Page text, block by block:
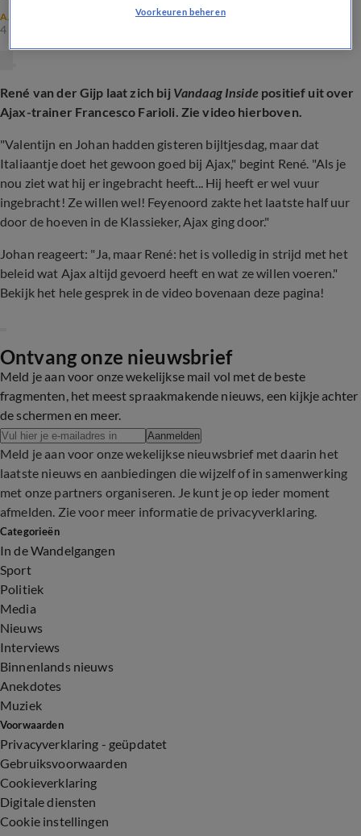
AJAX
4 feb 2025, 23:11
René van der Gijp laat zich bij Vandaag Inside positief uit over
Ajax-trainer Francesco Farioli. Zie video hierboven.
"Valentijn en Johan hadden gisteren bijltjesdag, maar dat
Italiaantje doet het gewoon goed bij Ajax," begint René. "Als je
nou ziet wat hij er ingebracht heeft... Hij heeft er wel vuur
ingebracht! Ze willen wel! Feyenoord zakte het laatste half uur
door de hoeven in de Klassieker, Ajax ging door."
Johan reageert: "Ja, maar René: het is volledig in strijd met het
beleid wat Ajax altijd gevoerd heeft en wat ze willen voeren."
Bekijk het hele gesprek in de video bovenaan deze pagina!
Ontvang onze nieuwsbrief
Meld je aan voor onze wekelijkse mail vol met de beste
fragmenten, het meest spraakmakende nieuws, een kijkje achter
de schermen en meer.
Aanmelden
Meld je aan voor onze wekelijkse nieuwsbrief met daarin het
laatste nieuws en aanbiedingen die wijzelf of in samenwerking
met onze partners organiseren. Je kunt je op ieder moment
afmelden. Zie voor meer informatie de privacyverklaring.
Categorieën
In de Wandelgangen
Sport
Politiek
Media
Nieuws
Interviews
Binnenlands nieuws
Anekdotes
Muziek
Voorwaarden
Privacyverklaring - geüpdatet
Gebruiksvoorwaarden
Cookieverklaring
Digitale diensten
Cookie instellingen
Voorkeuren beheren